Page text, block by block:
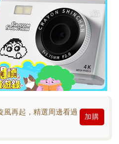
再起，精選周邊看過
加購